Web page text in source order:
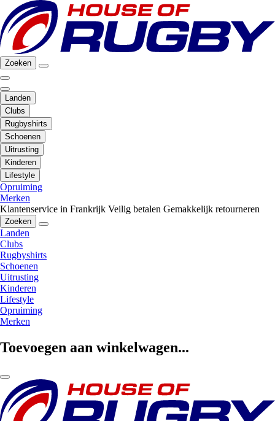
Zoeken
Landen
Clubs
Rugbyshirts
Schoenen
Uitrusting
Kinderen
Lifestyle
Opruiming
Merken
Klantenservice in Frankrijk Veilig betalen Gemakkelijk retourneren
Zoeken
Landen
Clubs
Rugbyshirts
Schoenen
Uitrusting
Kinderen
Lifestyle
Opruiming
Merken
Toevoegen aan winkelwagen...